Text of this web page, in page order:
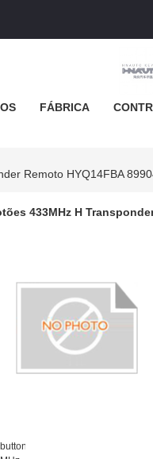
FÁBRICA
Remoto HYQ14FBA
433MHz H